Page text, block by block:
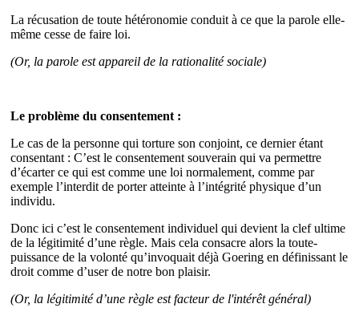
La récusation de toute hétéronomie conduit à ce que la parole elle-
même cesse de faire loi.
(Or, la parole est appareil de la rationalité sociale)
Le problème du consentement :
Le cas de la personne qui torture son conjoint, ce dernier étant
consentant : C’est le consentement souverain qui va permettre
d’écarter ce qui est comme une loi normalement, comme par
exemple l’interdit de porter atteinte à l’intégrité physique d’un
individu.
Donc ici c’est le consentement individuel qui devient la clef ultime
de la légitimité d’une règle. Mais cela consacre alors la toute-
puissance de la volonté qu’invoquait déjà Goering en définissant le
droit comme d’user de notre bon plaisir.
(Or, la légitimité d’une règle est facteur de l'intérêt général)